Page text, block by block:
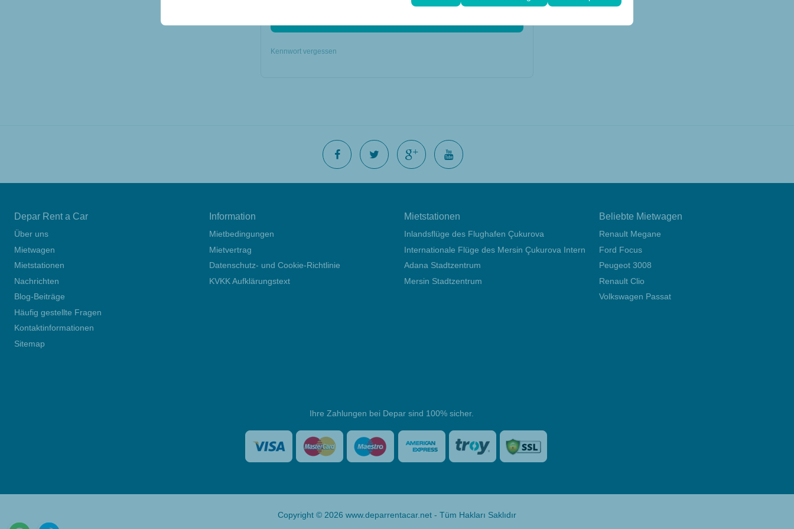
Kennwort vergessen
Depar Rent a Car
Über uns
Mietwagen
Mietstationen
Nachrichten
Blog-Beiträge
Häufig gestellte Fragen
Kontaktinformationen
Sitemap
Information
Mietbedingungen
Mietvertrag
Datenschutz- und Cookie-Richtlinie
KVKK Aufklärungstext
Mietstationen
Inlandsflüge des Flughafen Çukurova
Internationale Flüge des Mersin Çukurova International Airport
Adana Stadtzentrum
Mersin Stadtzentrum
Beliebte Mietwagen
Renault Megane
Ford Focus
Peugeot 3008
Renault Clio
Volkswagen Passat
Ihre Zahlungen bei Depar sind 100% sicher.
Copyright © 2026 www.deparrentacar.net - Tüm Hakları Saklıdır